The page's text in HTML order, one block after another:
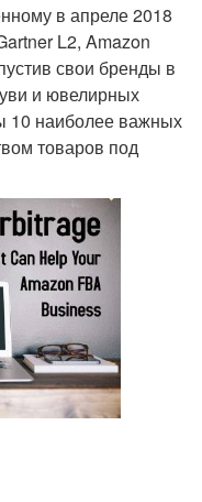
в апреле 2018
L2, Amazon
свои бренды в
и ювелирных
10 наиболее важных
товаров под